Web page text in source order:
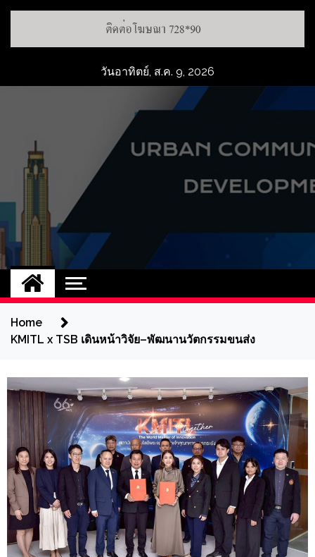
วันอาทิตย์, ส.ค. 9, 2026
UCD
NEW
Home
KMITL x TSB เดินหน้าวิจัย–พัฒนานวัตกรรมขนส่ง